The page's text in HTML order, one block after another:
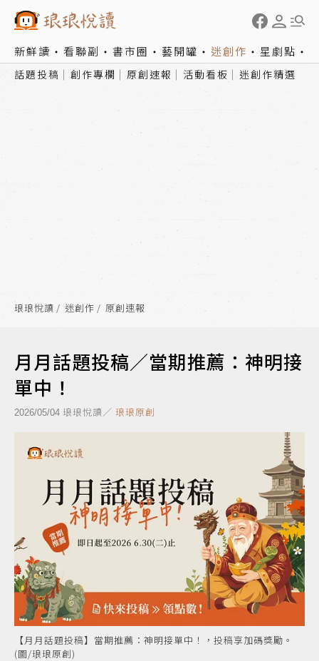
新鮮讀 看聯副 書市圈 藝開罐 迷創作 星劇點
話題投稿 創作專欄 原創速報 活動看板 迷創作精選
琅琅悅讀 迷創作 原創速報
月月話題投稿／當期推薦：神明接
單中！
2026/05/04 琅琅悅讀／ 琅琅原創
【月月話題投稿】當期推薦：神明接單中！，投稿享加碼獎勵。
(圖/琅琅原創)